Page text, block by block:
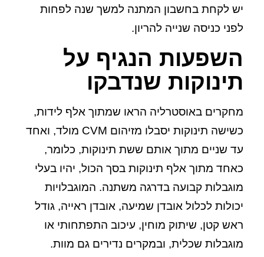
יש לקחת בחשבון המתנה למשך שנה לפחות
לפני כניסה שנייה להריון.
השפעות הנגיף על
תינוקות שנדבקו
מחקרים באוסטרליה הראו שמתוך אלף לידות,
כשישה תינוקות יסבלו מזיהום CVM מולד, ואחד
עד שניים מתוך אותם ששת תינוקות, כלומר,
כאחד מתוך אלף תינוקות בסך הכול, יהיו בעלי
מוגבלות קבועה בדרגה משתנה. המוגבלויות
יכולות לכלול אובדן שמיעה, אובדן ראייה, גודל
ראש קטן, שיתוק מוחין, עיכוב התפתחותי או
מוגבלות שכלית, ובמקרים נדירים גם מוות.